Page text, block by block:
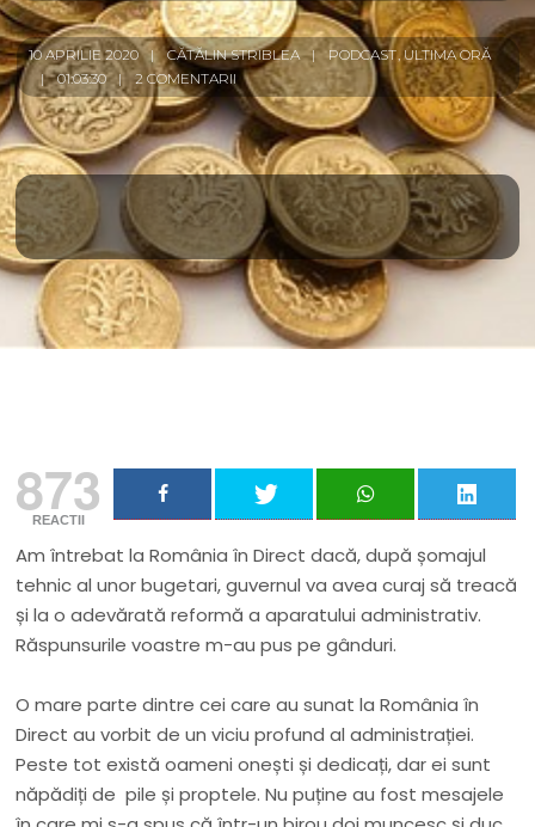
10 APRILIE 2020 CĂTĂLIN STRIBLEA PODCAST,ULTIMA ORĂ
01:03:30
2 COMENTARII
873
REACTII
Am întrebat la România în Direct dacă, după șomajul
tehnic al unor bugetari, guvernul va avea curaj să treacă
și la o adevărată reformă a aparatului administrativ.
Răspunsurile voastre m-au pus pe gânduri.
O mare parte dintre cei care au sunat la România în
Direct au vorbit de un viciu profund al administrației.
Peste tot există oameni onești și dedicați, dar ei sunt
năpădiți de pile și proptele. Nu puține au fost mesajele